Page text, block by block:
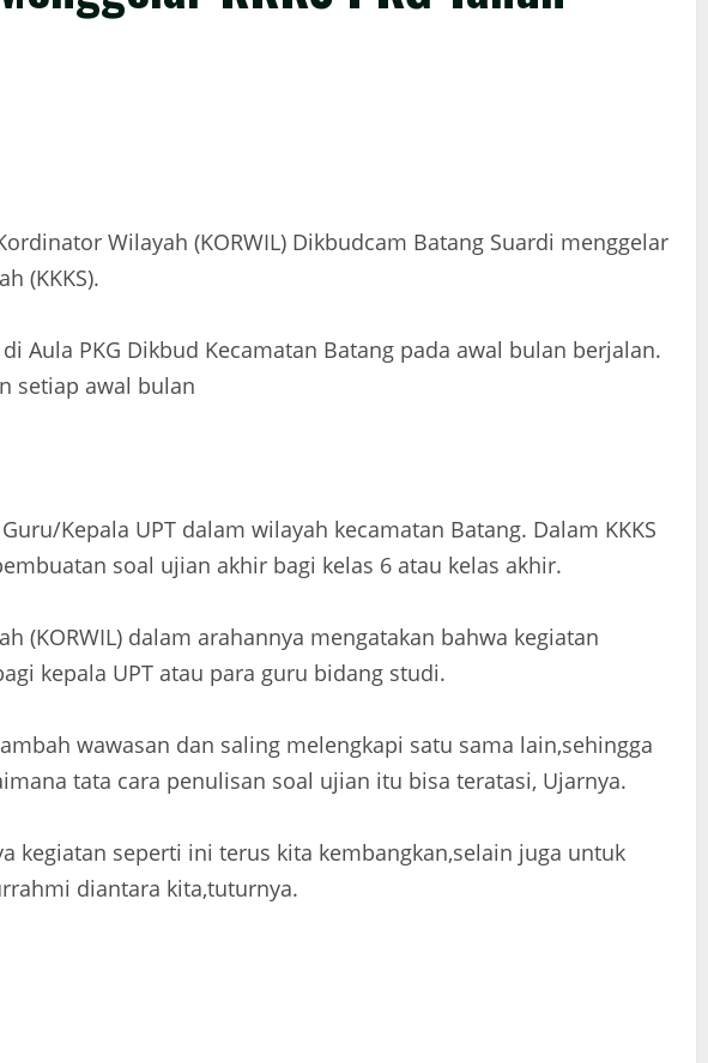
Wilayah (KORWIL) Dikbudcam Batang Suardi menggelar
(KKKS).
Aula PKG Dikbud Kecamatan Batang pada awal bulan berjalan.
setiap awal bulan
Kepala UPT dalam wilayah kecamatan Batang. Dalam KKKS
soal ujian akhir bagi kelas 6 atau kelas akhir.
(KORWIL) dalam arahannya mengatakan bahwa kegiatan
kepala UPT atau para guru bidang studi.
wawasan dan saling melengkapi satu sama lain,sehingga
tata cara penulisan soal ujian itu bisa teratasi, Ujarnya.
kegiatan seperti ini terus kita kembangkan,selain juga untuk
diantara kita,tuturnya.